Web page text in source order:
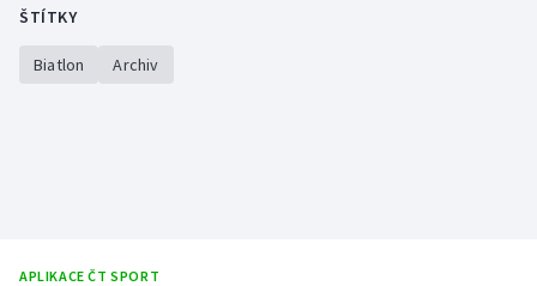
ŠTÍTKY
Biatlon Archiv
APLIKACE ČT SPORT